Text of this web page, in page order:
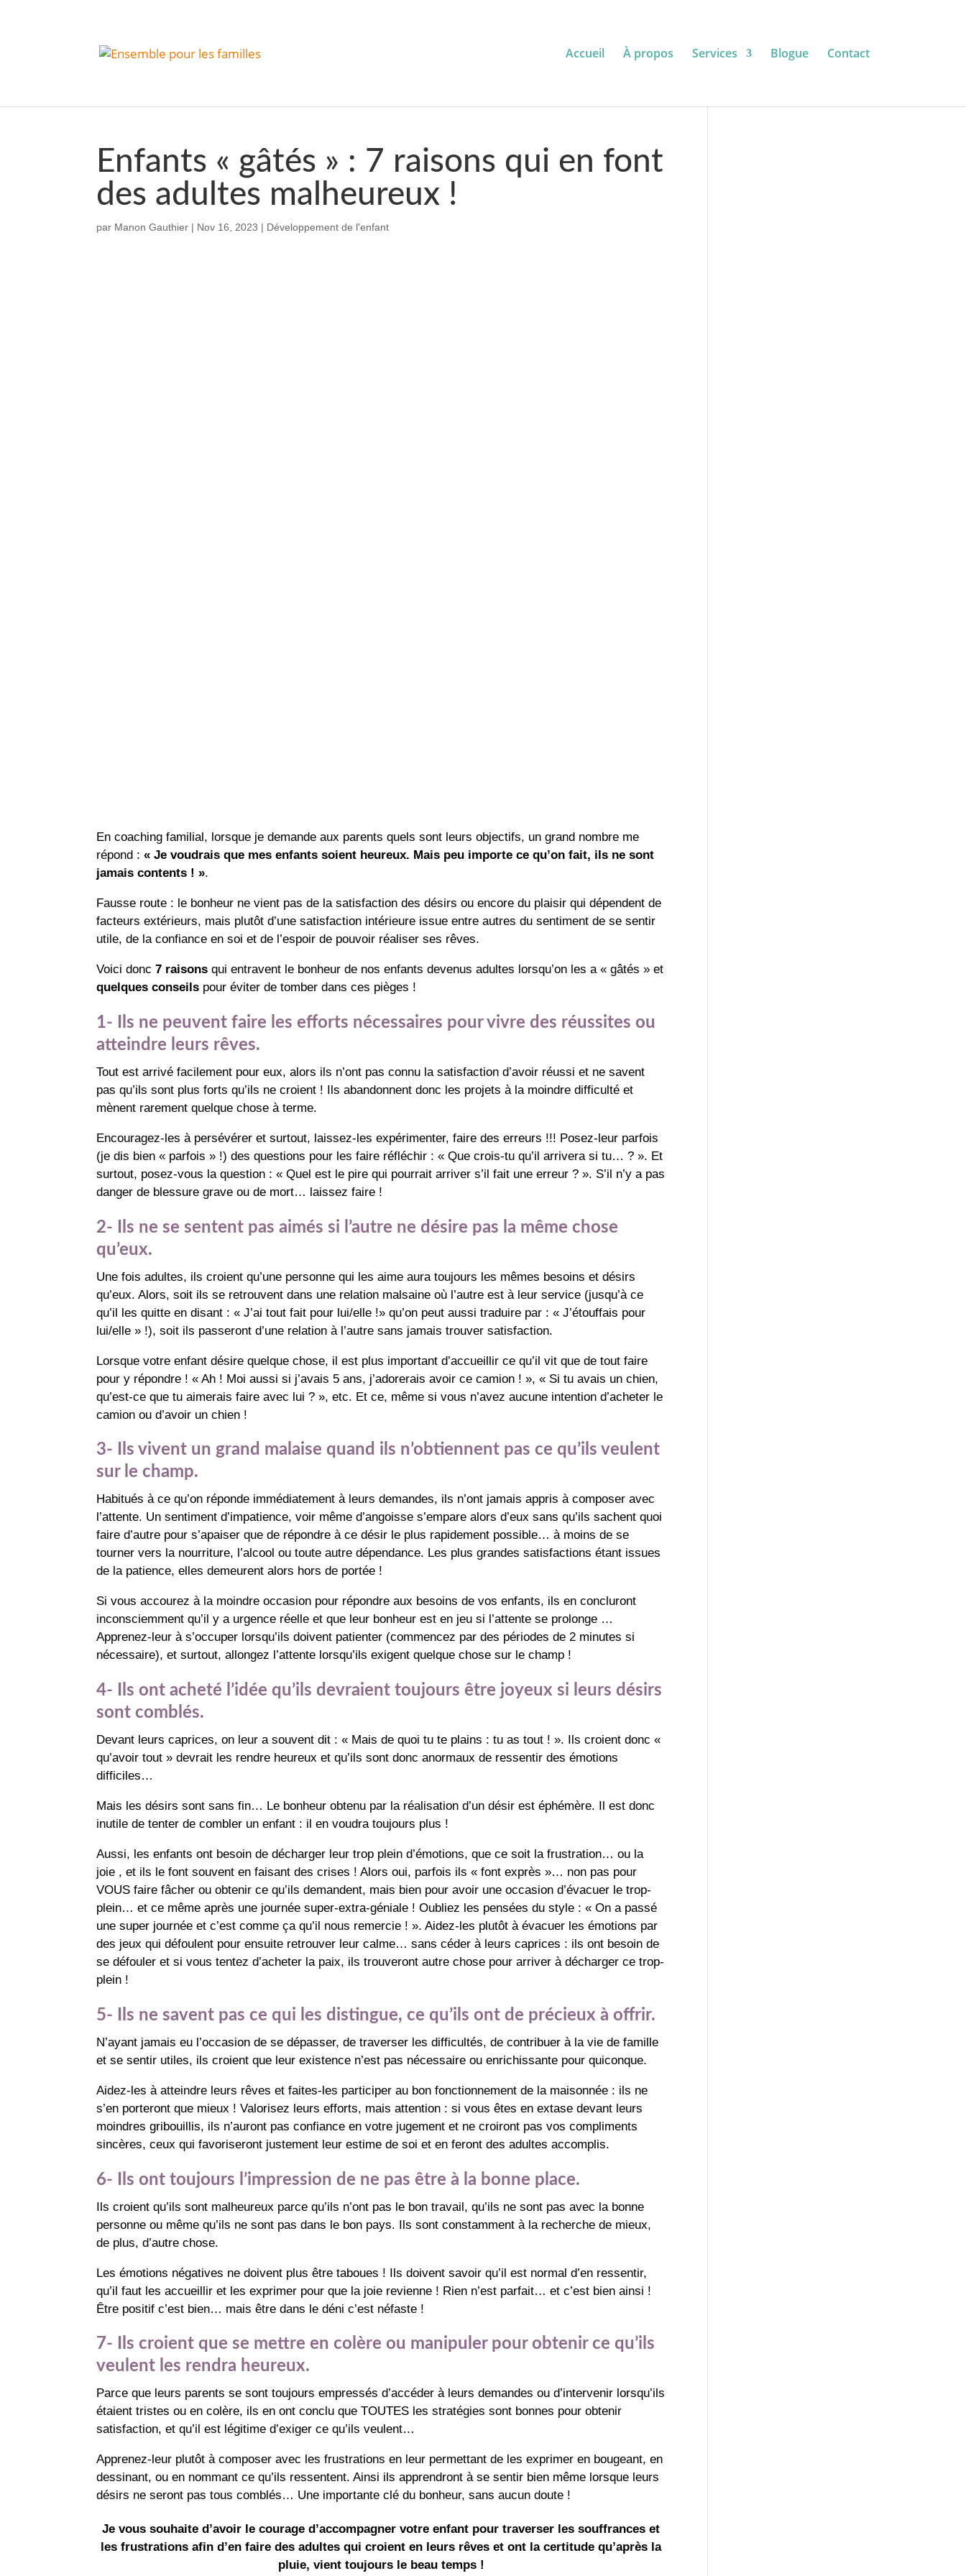
Accueil À propos Services Blogue Contact
Enfants « gâtés » : 7 raisons qui en font
des adultes malheureux !
par Manon Gauthier | Nov 16, 2023 | Développement de l'enfant
En coaching familial, lorsque je demande aux parents quels sont leurs objectifs, un grand nombre me
répond :« Je voudrais que mes enfants soient heureux. Mais peu importe ce qu’on fait, ils ne sont
jamais contents ! ».
Fausse route : le bonheur ne vient pas de la satisfaction des désirs ou encore du plaisir qui dépendent de
facteurs extérieurs, mais plutôt d’une satisfaction intérieure issue entre autres du sentiment de se sentir
utile, de la confiance en soi et de l’espoir de pouvoir réaliser ses rêves.
Voici donc7 raisons qui entravent le bonheur de nos enfants devenus adultes lorsqu’on les a « gâtés » et
quelques conseils pour éviter de tomber dans ces pièges !
1- Ils ne peuvent faire les efforts nécessaires pour vivre des réussites ou
atteindre leurs rêves.
Tout est arrivé facilement pour eux, alors ils n’ont pas connu la satisfaction d’avoir réussi et ne savent
pas qu’ils sont plus forts qu’ils ne croient ! Ils abandonnent donc les projets à la moindre difficulté et
mènent rarement quelque chose à terme.
Encouragez-les à persévérer et surtout, laissez-les expérimenter, faire des erreurs !!! Posez-leur parfois
(je dis bien « parfois » !) des questions pour les faire réfléchir : « Que crois-tu qu’il arrivera si tu… ? ». Et
surtout, posez-vous la question : « Quel est le pire qui pourrait arriver s’il fait une erreur ? ». S’il n’y a pas
danger de blessure grave ou de mort… laissez faire !
2- Ils ne se sentent pas aimés si l’autre ne désire pas la même chose
qu’eux.
Une fois adultes, ils croient qu’une personne qui les aime aura toujours les mêmes besoins et désirs
qu’eux. Alors, soit ils se retrouvent dans une relation malsaine où l’autre est à leur service (jusqu’à ce
qu’il les quitte en disant : « J’ai tout fait pour lui/elle !» qu’on peut aussi traduire par : « J’étouffais pour
lui/elle » !), soit ils passeront d’une relation à l’autre sans jamais trouver satisfaction.
Lorsque votre enfant désire quelque chose, il est plus important d’accueillir ce qu’il vit que de tout faire
pour y répondre ! « Ah ! Moi aussi si j’avais 5 ans, j’adorerais avoir ce camion ! », « Si tu avais un chien,
qu’est-ce que tu aimerais faire avec lui ? », etc. Et ce, même si vous n’avez aucune intention d’acheter le
camion ou d’avoir un chien !
3- Ils vivent un grand malaise quand ils n’obtiennent pas ce qu’ils veulent
sur le champ.
Habitués à ce qu’on réponde immédiatement à leurs demandes, ils n’ont jamais appris à composer avec
l’attente. Un sentiment d’impatience, voir même d’angoisse s’empare alors d’eux sans qu’ils sachent quoi
faire d’autre pour s’apaiser que de répondre à ce désir le plus rapidement possible… à moins de se
tourner vers la nourriture, l’alcool ou toute autre dépendance. Les plus grandes satisfactions étant issues
de la patience, elles demeurent alors hors de portée !
Si vous accourez à la moindre occasion pour répondre aux besoins de vos enfants, ils en concluront
inconsciemment qu’il y a urgence réelle et que leur bonheur est en jeu si l’attente se prolonge …
Apprenez-leur à s’occuper lorsqu’ils doivent patienter (commencez par des périodes de 2 minutes si
nécessaire), et surtout, allongez l’attente lorsqu’ils exigent quelque chose sur le champ !
4- Ils ont acheté l’idée qu’ils devraient toujours être joyeux si leurs désirs
sont comblés.
Devant leurs caprices, on leur a souvent dit : « Mais de quoi tu te plains : tu as tout ! ». Ils croient donc «
qu’avoir tout » devrait les rendre heureux et qu’ils sont donc anormaux de ressentir des émotions
difficiles…
Mais les désirs sont sans fin… Le bonheur obtenu par la réalisation d’un désir est éphémère. Il est donc
inutile de tenter de combler un enfant : il en voudra toujours plus !
Aussi, les enfants ont besoin de décharger leur trop plein d’émotions, que ce soit la frustration… ou la
joie , et ils le font souvent en faisant des crises ! Alors oui, parfois ils « font exprès »… non pas pour
VOUS faire fâcher ou obtenir ce qu’ils demandent, mais bien pour avoir une occasion d’évacuer le trop-
plein… et ce même après une journée super-extra-géniale ! Oubliez les pensées du style : « On a passé
une super journée et c’est comme ça qu’il nous remercie ! ». Aidez-les plutôt à évacuer les émotions par
des jeux qui défoulent pour ensuite retrouver leur calme… sans céder à leurs caprices : ils ont besoin de
se défouler et si vous tentez d’acheter la paix, ils trouveront autre chose pour arriver à décharger ce trop-
plein !
5- Ils ne savent pas ce qui les distingue, ce qu’ils ont de précieux à offrir.
N’ayant jamais eu l’occasion de se dépasser, de traverser les difficultés, de contribuer à la vie de famille
et se sentir utiles, ils croient que leur existence n’est pas nécessaire ou enrichissante pour quiconque.
Aidez-les à atteindre leurs rêves et faites-les participer au bon fonctionnement de la maisonnée : ils ne
s’en porteront que mieux ! Valorisez leurs efforts, mais attention : si vous êtes en extase devant leurs
moindres gribouillis, ils n’auront pas confiance en votre jugement et ne croiront pas vos compliments
sincères, ceux qui favoriseront justement leur estime de soi et en feront des adultes accomplis.
6- Ils ont toujours l’impression de ne pas être à la bonne place.
Ils croient qu’ils sont malheureux parce qu’ils n’ont pas le bon travail, qu’ils ne sont pas avec la bonne
personne ou même qu’ils ne sont pas dans le bon pays. Ils sont constamment à la recherche de mieux,
de plus, d’autre chose.
Les émotions négatives ne doivent plus être taboues ! Ils doivent savoir qu’il est normal d’en ressentir,
qu’il faut les accueillir et les exprimer pour que la joie revienne ! Rien n’est parfait… et c’est bien ainsi !
Être positif c’est bien… mais être dans le déni c’est néfaste !
7- Ils croient que se mettre en colère ou manipuler pour obtenir ce qu’ils
veulent les rendra heureux.
Parce que leurs parents se sont toujours empressés d’accéder à leurs demandes ou d’intervenir lorsqu’ils
étaient tristes ou en colère, ils en ont conclu que TOUTES les stratégies sont bonnes pour obtenir
satisfaction, et qu’il est légitime d’exiger ce qu’ils veulent…
Apprenez-leur plutôt à composer avec les frustrations en leur permettant de les exprimer en bougeant, en
dessinant, ou en nommant ce qu’ils ressentent. Ainsi ils apprendront à se sentir bien même lorsque leurs
désirs ne seront pas tous comblés… Une importante clé du bonheur, sans aucun doute !
Je vous souhaite d’avoir le courage d’accompagner votre enfant pour traverser les souffrances et
les frustrations afin d’en faire des adultes qui croient en leurs rêves et ont la certitude qu’après la
pluie, vient toujours le beau temps !